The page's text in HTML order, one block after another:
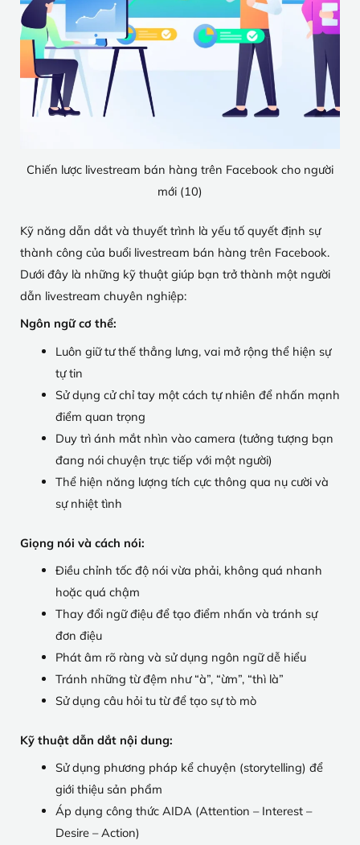
Chiến lược livestream bán hàng trên Facebook cho người
mới (10)
Kỹ năng dẫn dắt và thuyết trình là yếu tố quyết định sự
thành công của buổi livestream bán hàng trên Facebook.
Dưới đây là những kỹ thuật giúp bạn trở thành một người
dẫn livestream chuyên nghiệp:
Ngôn ngữ cơ thể:
Luôn giữ tư thế thẳng lưng, vai mở rộng thể hiện sự
tự tin
Sử dụng cử chỉ tay một cách tự nhiên để nhấn mạnh
điểm quan trọng
Duy trì ánh mắt nhìn vào camera (tưởng tượng bạn
đang nói chuyện trực tiếp với một người)
Thể hiện năng lượng tích cực thông qua nụ cười và
sự nhiệt tình
Giọng nói và cách nói:
Điều chỉnh tốc độ nói vừa phải, không quá nhanh
hoặc quá chậm
Thay đổi ngữ điệu để tạo điểm nhấn và tránh sự
đơn điệu
Phát âm rõ ràng và sử dụng ngôn ngữ dễ hiểu
Tránh những từ đệm như “à”, “ừm”, “thì là”
Sử dụng câu hỏi tu từ để tạo sự tò mò
Kỹ thuật dẫn dắt nội dung:
Sử dụng phương pháp kể chuyện (storytelling) để
giới thiệu sản phẩm
Áp dụng công thức AIDA (Attention – Interest –
Desire – Action)